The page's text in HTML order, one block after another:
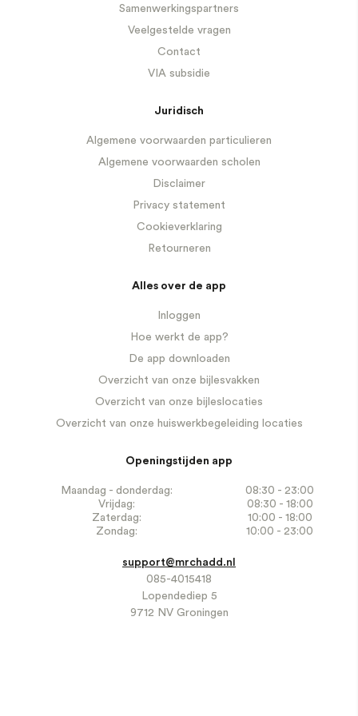
Samenwerkingspartners
Veelgestelde vragen
Contact
VIA subsidie
Juridisch
Algemene voorwaarden particulieren
Algemene voorwaarden scholen
Disclaimer
Privacy statement
Cookieverklaring
Retourneren
Alles over de app
Inloggen
Hoe werkt de app?
De app downloaden
Overzicht van onze bijlesvakken
Overzicht van onze bijleslocaties
Overzicht van onze huiswerkbegeleiding locaties
Openingstijden app
Maandag - donderdag:
08:30 - 23:00
Vrijdag:
08:30 - 18:00
Zaterdag:
10:00 - 18:00
Zondag:
10:00 - 23:00
support@mrchadd.nl
085-4015418
Lopendediep 5
9712 NV Groningen